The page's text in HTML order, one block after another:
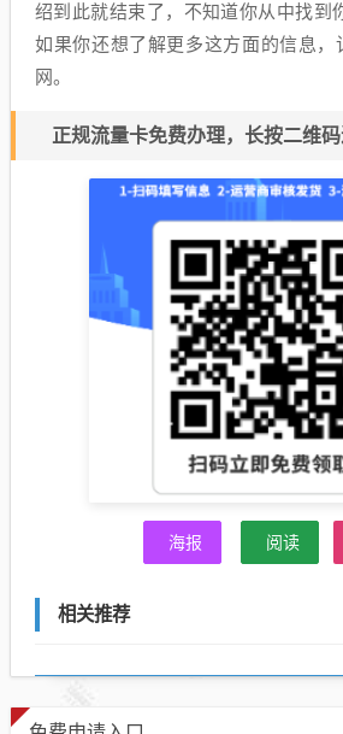
绍到此就结束了，不知道你从中找到
如果你还想了解更多这方面的信息，
网。
正规流量卡免费办理，长按二维
海报 阅读
相关推荐